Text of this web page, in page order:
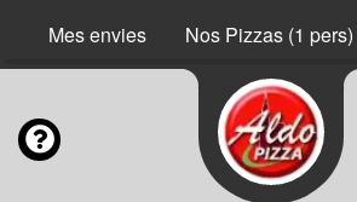
Mes envies Nos Pizzas (1 pers)